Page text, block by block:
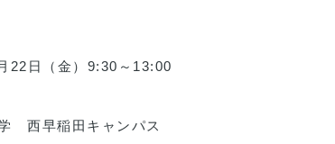
22日（金）9:30～13:00
西早稲田キャンパス